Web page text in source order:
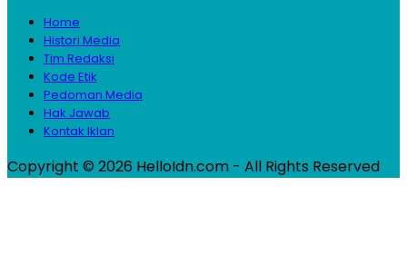
Home
Histori Media
Tim Redaksi
Kode Etik
Pedoman Media
Hak Jawab
Kontak Iklan
Copyright © 2026 HelloIdn.com - All Rights Reserved